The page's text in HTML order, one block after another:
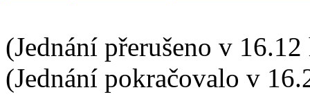
(Jednání přerušeno v
(Jednání pokračovalo v